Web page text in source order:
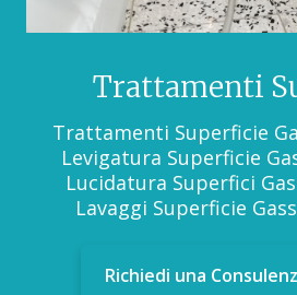
Trattamenti
Trattamenti Superficie
Levigatura Superficie
Lucidatura Superfici
Lavaggi Superficie
Richiedi una